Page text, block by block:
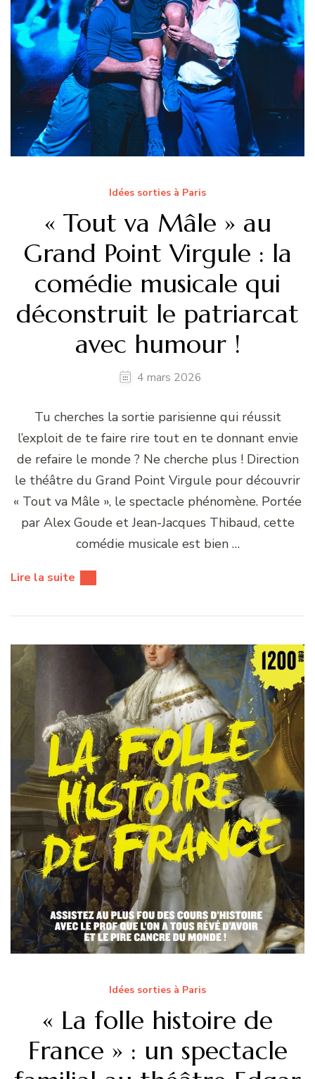
Idées sorties à Paris
« Tout va Mâle » au
Grand Point Virgule : la
comédie musicale qui
déconstruit le patriarcat
avec humour !
4 mars 2026
Tu cherches la sortie parisienne qui réussit
l’exploit de te faire rire tout en te donnant envie
de refaire le monde ? Ne cherche plus ! Direction
le théâtre du Grand Point Virgule pour découvrir
« Tout va Mâle », le spectacle phénomène. Portée
par Alex Goude et Jean-Jacques Thibaud, cette
comédie musicale est bien …
Lire la suite
Idées sorties à Paris
« La folle histoire de
France » : un spectacle